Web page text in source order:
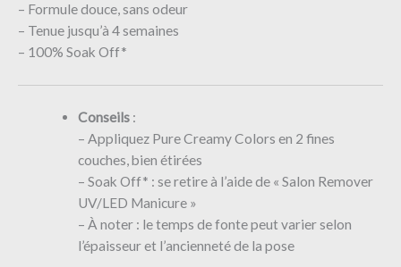
– Formule douce, sans odeur
– Tenue jusqu’à 4 semaines
– 100% Soak Off*
Conseils :
– Appliquez Pure Creamy Colors en 2 fines
couches, bien étirées
– Soak Off* : se retire à l’aide de « Salon Remover
UV/LED Manicure »
– À noter : le temps de fonte peut varier selon
l’épaisseur et l’ancienneté de la pose